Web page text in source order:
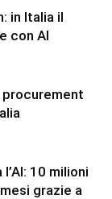
in Italia il
con AI
procurement
10 milioni
grazie a